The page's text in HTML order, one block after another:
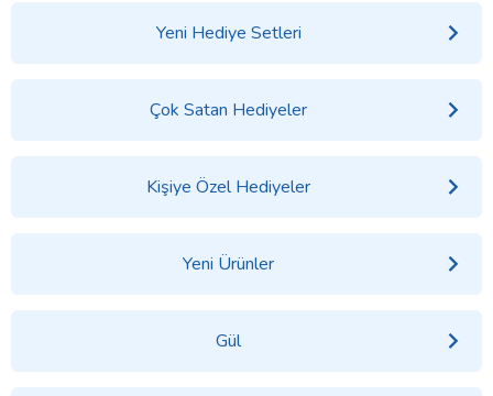
Yeni Hediye Setleri
Çok Satan Hediyeler
Kişiye Özel Hediyeler
Yeni Ürünler
Gül